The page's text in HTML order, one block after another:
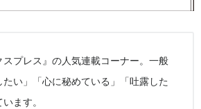
スプレス』の人気連載コーナー。一般
い」「心に秘めている」「吐露した
ます。